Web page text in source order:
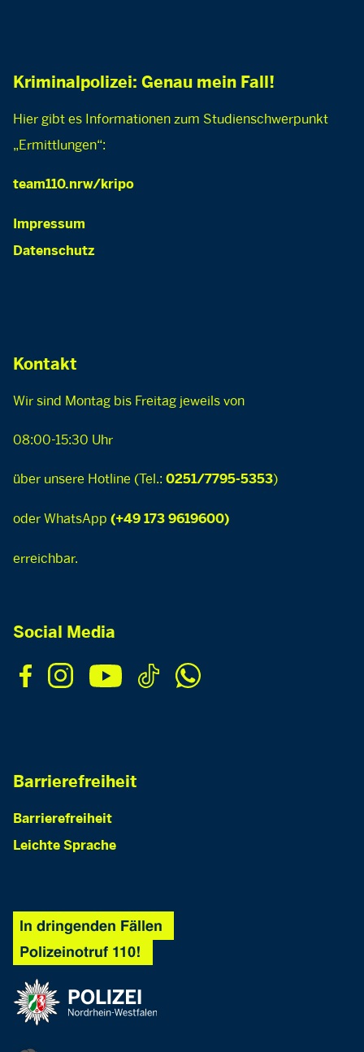
Kriminalpolizei: Genau mein Fall!
Hier gibt es Informationen zum Studienschwerpunkt
„Ermittlungen“:
team110.nrw/kripo
Impressum
Datenschutz
Kontakt
Wir sind Montag bis Freitag jeweils von
08:00-15:30 Uhr
über unsere Hotline (Tel.: 0251/7795-5353)
oder WhatsApp (+49 173 9619600)
erreichbar.
Social Media
Barrierefreiheit
Barrierefreiheit
Leichte Sprache